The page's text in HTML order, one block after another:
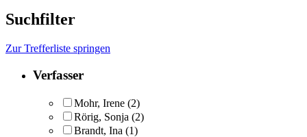
Suchfilter
Zur Trefferliste springen
Verfasser
Mohr, Irene (2)
Rörig, Sonja (2)
Brandt, Ina (1)